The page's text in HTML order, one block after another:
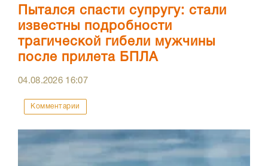
Пытался спасти супругу: стали
известны подробности
трагической гибели мужчины
после прилета БПЛА
04.08.2026 16:07
Комментарии